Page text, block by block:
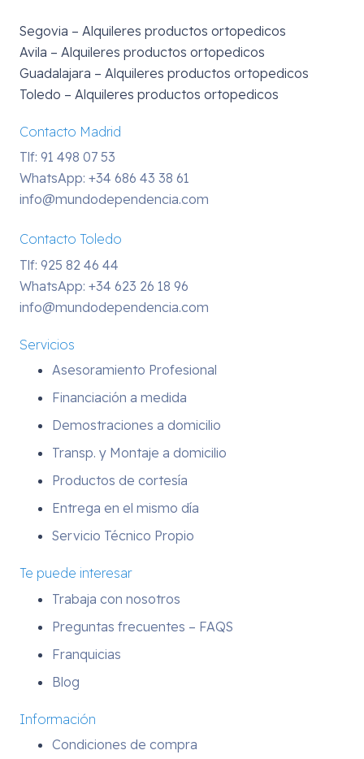
Segovia – Alquileres productos ortopedicos
Avila – Alquileres productos ortopedicos
Guadalajara – Alquileres productos ortopedicos
Toledo – Alquileres productos ortopedicos
Contacto Madrid
Tlf: 91 498 07 53
WhatsApp: +34 686 43 38 61
info@mundodependencia.com
Contacto Toledo
Tlf: 925 82 46 44
WhatsApp: +34 623 26 18 96
info@mundodependencia.com
Servicios
Asesoramiento Profesional
Financiación a medida
Demostraciones a domicilio
Transp. y Montaje a domicilio
Productos de cortesía
Entrega en el mismo día
Servicio Técnico Propio
Te puede interesar
Trabaja con nosotros
Preguntas frecuentes – FAQS
Franquicias
Blog
Información
Condiciones de compra